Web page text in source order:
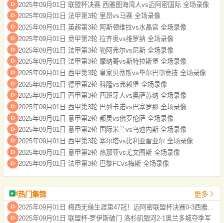
2025年09月01日 联盟杯决赛 西雅图海湾人vs迈阿密国际 全场录像
2025年09月01日 法甲第3轮 里昂vs马赛 全场录像
2025年09月01日 英超第3轮 阿斯顿维拉vs水晶宫 全场录像
2025年09月01日 意甲第2轮 拉齐奥vs维罗纳 全场录像
2025年09月01日 法甲第3轮 勒阿弗尔vs尼斯 全场录像
2025年09月01日 法甲第3轮 摩纳哥vs斯特拉斯堡 全场录像
2025年09月01日 西甲第3轮 皇家贝蒂斯vs毕尔巴鄂竞技 全场录像
2025年09月01日 德甲第2轮 科隆vs弗赖堡 全场录像
2025年09月01日 西甲第3轮 西班牙人vs奥萨苏纳 全场录像
2025年09月01日 西甲第3轮 巴列卡诺vs巴塞罗那 全场录像
2025年09月01日 意甲第2轮 都灵vs佛罗伦萨 全场录像
2025年09月01日 意甲第2轮 国际米兰vs乌迪内斯 全场录像
2025年09月01日 西甲第3轮 塞尔塔vs比利亚雷亚尔 全场录像
2025年09月01日 意甲第2轮 热那亚vs尤文图斯 全场录像
2025年09月01日 法甲第3轮 巴黎FCvs梅斯 全场录像
热门集锦 更多
2025年09月01日 联盟杯-罗伊斯破门 洛杉矶银河2-1奥兰多城夺季军